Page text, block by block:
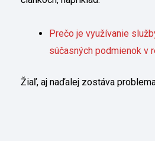
Prečo je využívanie
súčasných podmienok v
Žiaľ, aj naďalej zostáva